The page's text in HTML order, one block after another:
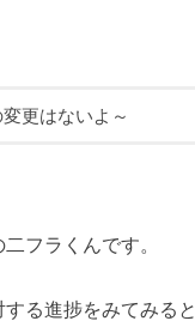
更はないよ～
フラくんです。
る進捗をみてみると